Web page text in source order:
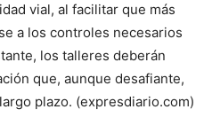
vial, al facilitar que más
a los controles necesarios
los talleres deberán
que, aunque desafiante,
plazo. (expresdiario.com)